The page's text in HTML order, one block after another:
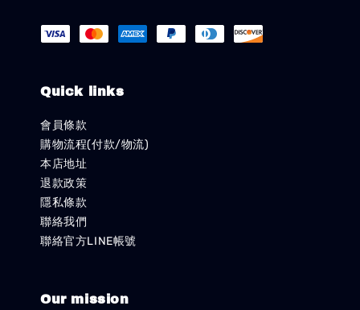
Quick links
會員條款
購物流程(付款/物流)
本店地址
退款政策
隱私條款
聯絡我們
聯絡官方LINE帳號
Our mission